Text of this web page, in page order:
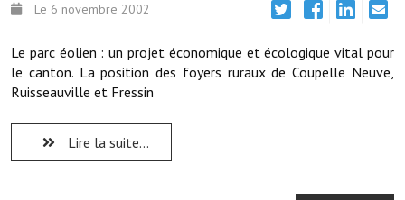
L'équipe municipale
Le personnel municipal
Les moyens financiers
Le 6 novembre 2002
Le parc éolien : un projet économique et écologique vital pour
le canton. La position des foyers ruraux de Coupelle Neuve,
Ruisseauville et Fressin
Lire la suite...